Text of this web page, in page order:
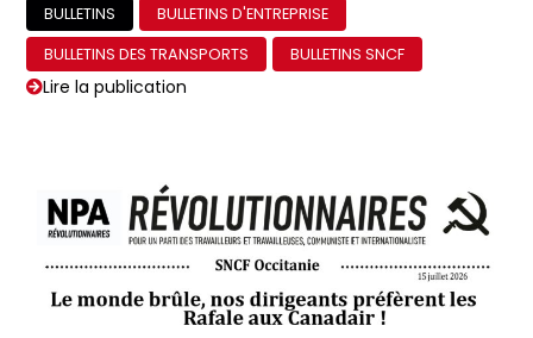
BULLETINS
BULLETINS D'ENTREPRISE
BULLETINS DES TRANSPORTS
BULLETINS SNCF
Lire la publication